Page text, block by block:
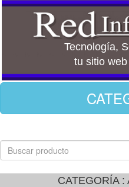
Tecnología,
tu sitio
CATEGORÍA :